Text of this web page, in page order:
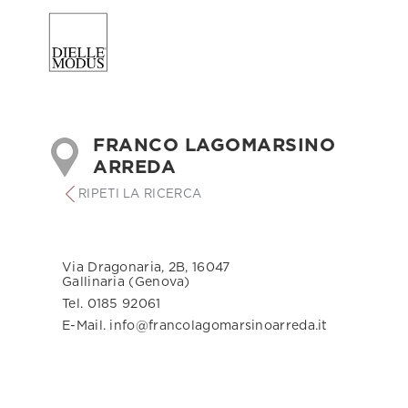
FRANCO LAGOMARSINO
ARREDA
RIPETI LA RICERCA
Via Dragonaria, 2B, 16047
Gallinaria (Genova)
Tel. 0185 92061
E-Mail. info@francolagomarsinoarreda.it